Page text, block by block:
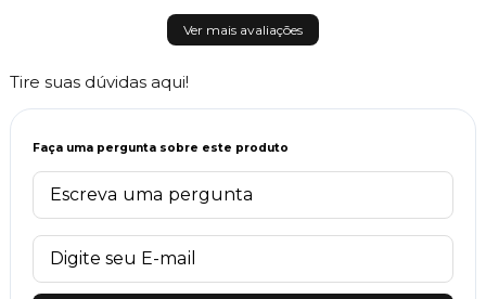
Ver mais avaliações
Tire suas dúvidas aqui!
Faça uma pergunta sobre este produto